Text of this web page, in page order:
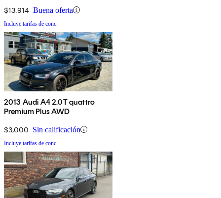
$13,914 Buena oferta
Incluye tarifas de conc.
2013 Audi A4 2.0T quattro
Premium Plus AWD
$3,000 Sin calificación
Incluye tarifas de conc.